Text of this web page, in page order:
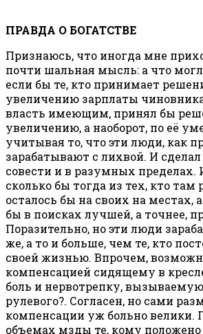
ПРАВДА О БОГАТСТВЕ
Признаюсь, что иногда мне
почти шальная мысль: а что
если бы те, кто принимает
увеличению зарплаты
власть имеющим, принял бы
увеличению, а наоборот, по её
учитывая то, что эти люди, как
зарабатывают с лихвой. И сделал
совести и в разумных пределах.
сколько бы тогда из тех, кто там
осталось бы на своих на местах,
бы в поисках лучшей, а точнее,
Поразительно, но эти люди
же, а то и больше, чем те, кто
своей жизнью. Впрочем,
компенсацией сидящему в
боль и нервотрепку,
рулевого?. Согласен, но сами
компенсации уж больно велики.
объемах мзды те, кому положено